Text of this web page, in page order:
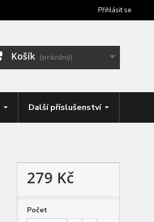
Přihlásit se
Košík (prázdný)
Další příslušenství
279 Kč
Počet